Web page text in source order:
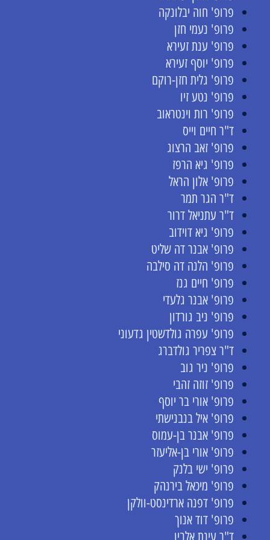
פרופ' חוה יבלונקה
פרופ' נעמי חזן
פרופ' ענת זעירא
פרופ' יוסף זעירא
פרופ' גלית חזן-רוקם
פרופ' נטע זיו
פרופ' רות וינטראוב
ד"ר חיים וייס
פרופ' זאב הרצוג
פרופ' גיא הרפז
פרופ' אלון הראל
ד"ר הגר תמר
ד"ר עתניאל דרור
פרופ' גיא דוידוב
פרופ' אבנר דה שליט
פרופ' הלנה דה סילבה
פרופ' חיים גנז
פרופ' אבנר גלעדי
פרופ' ניב גורדון
פרופ' עפרה גולדשטין גדעוני
ד"ר צפריר גולדברג
פרופ' ניר גוב
פרופ' זוזה זהבי
פרופ' אורי בר יוסף
פרופ' איל בנבנישתי
פרופ' אבנר בן-עמוס
פרופ' אורי בן-אליעזר
פרופ' ישי בלנק
פרופ' מיכאל בירנהק
פרופ' דפנה ארדינסט-וולקן
פרופ' דוד אנוך
ד"ר עינת אלבין